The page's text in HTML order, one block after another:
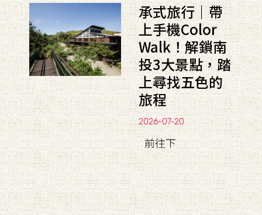
承式旅行｜帶
上手機Color
Walk！解鎖南
投3大景點，踏
上尋找五色的
旅程
2026-07-20
前往下